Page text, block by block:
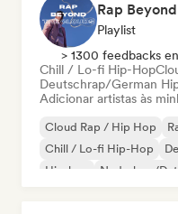
Rap
Playlist
> 1300 feedbacks
Chill / Lo-fi Hip-Hop
Deutschrap/German
Adicionar artistas às
Cloud Rap / Hip Hop
Chill / Lo-fi Hip-Hop
Hip-hop
Nederhop/